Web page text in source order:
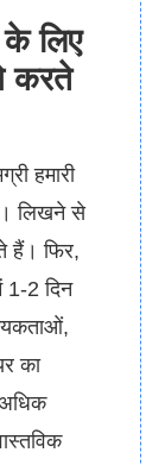
लिए
करते
हमारी
लिखने से
हैं। फिर,
2 दिन
का